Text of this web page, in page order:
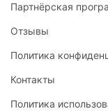
Партнёрская
Отзывы
Политика
Контакты
Политика